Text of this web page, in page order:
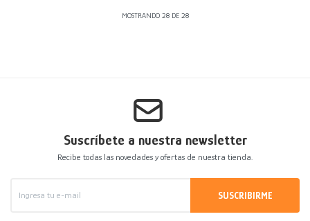
MOSTRANDO 28DE 28
Suscríbete a nuestra newsletter
Recibe todas las novedades y ofertas de nuestra tienda.
SUSCRIBIRME